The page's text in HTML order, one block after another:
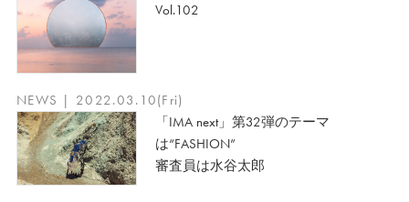
Vol.102
NEWS | 2022.03.10(Fri)
「IMA next」第32弾のテーマ
は“FASHION”
審査員は水谷太郎